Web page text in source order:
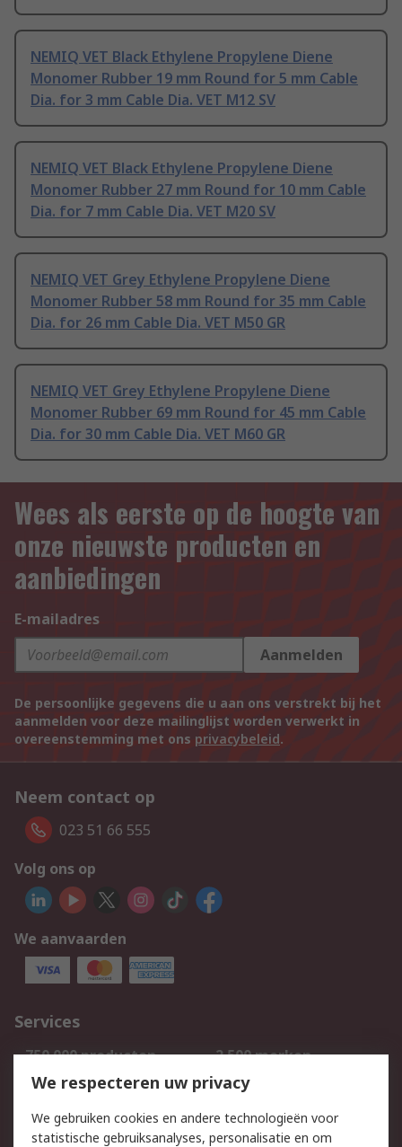
NEMIQ VET Black Ethylene Propylene Diene
Monomer Rubber 19 mm Round for 5 mm Cable
Dia. for 3 mm Cable Dia. VET M12 SV
NEMIQ VET Black Ethylene Propylene Diene
Monomer Rubber 27 mm Round for 10 mm Cable
Dia. for 7 mm Cable Dia. VET M20 SV
NEMIQ VET Grey Ethylene Propylene Diene
Monomer Rubber 58 mm Round for 35 mm Cable
Dia. for 26 mm Cable Dia. VET M50 GR
NEMIQ VET Grey Ethylene Propylene Diene
Monomer Rubber 69 mm Round for 45 mm Cable
Dia. for 30 mm Cable Dia. VET M60 GR
Wees als eerste op de hoogte van
onze nieuwste producten en
aanbiedingen
E-mailadres
Aanmelden
De persoonlijke gegevens die u aan ons verstrekt bij het
aanmelden voor deze mailinglijst worden verwerkt in
overeenstemming met ons privacybeleid.
Neem contact op
023 51 66 555
Volg ons op
We aanvaarden
Services
750.000 producten
2.500 merken
Bestellen
Inkoopoplossingen
Track & Trace
We respecteren uw privacy
We gebruiken cookies en andere technologieën voor
statistische gebruiksanalyses, personalisatie en om